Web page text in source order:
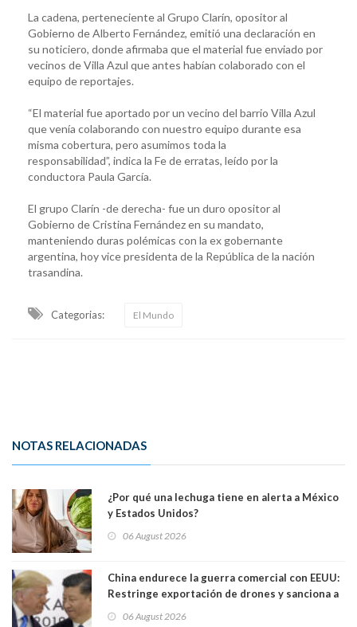
La cadena, perteneciente al Grupo Clarín, opositor al
Gobierno de Alberto Fernández, emitió una declaración en
su noticiero, donde afirmaba que el material fue enviado por
vecinos de Villa Azul que antes habían colaborado con el
equipo de reportajes.
“El material fue aportado por un vecino del barrio Villa Azul
que venía colaborando con nuestro equipo durante esa
misma cobertura, pero asumimos toda la
responsabilidad”, indica la Fe de erratas, leído por la
conductora Paula García.
El grupo Clarín -de derecha- fue un duro opositor al
Gobierno de Cristina Fernández en su mandato,
manteniendo duras polémicas con la ex gobernante
argentina, hoy vice presidenta de la República de la nación
trasandina.
Categorias: El Mundo
NOTAS RELACIONADAS
¿Por qué una lechuga tiene en alerta a México
y Estados Unidos?
06 August 2026
China endurece la guerra comercial con EEUU:
Restringe exportación de drones y sanciona a
06 August 2026